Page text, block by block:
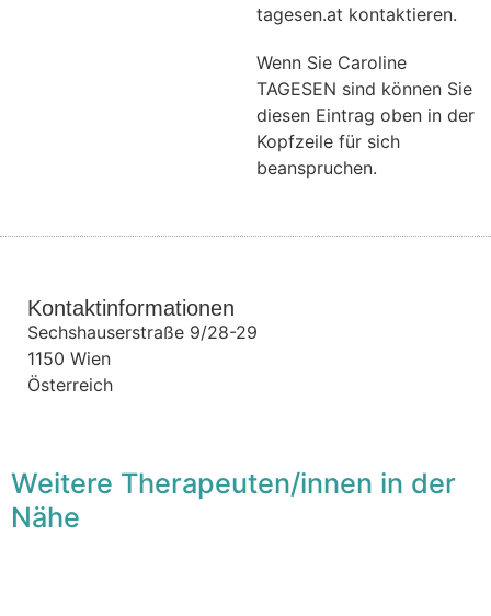
tagesen.at kontaktieren.
Wenn Sie Caroline
TAGESEN sind können Sie
diesen Eintrag oben in der
Kopfzeile für sich
beanspruchen.
Kontaktinformationen
Sechshauserstraße 9/28-29
1150 Wien
Österreich
Weitere Therapeuten/innen in der
Nähe